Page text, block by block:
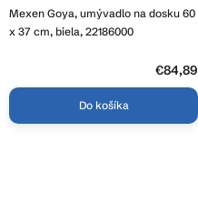
Mexen Goya, umývadlo na dosku 60
x 37 cm, biela, 22186000
€84,89
Do košíka